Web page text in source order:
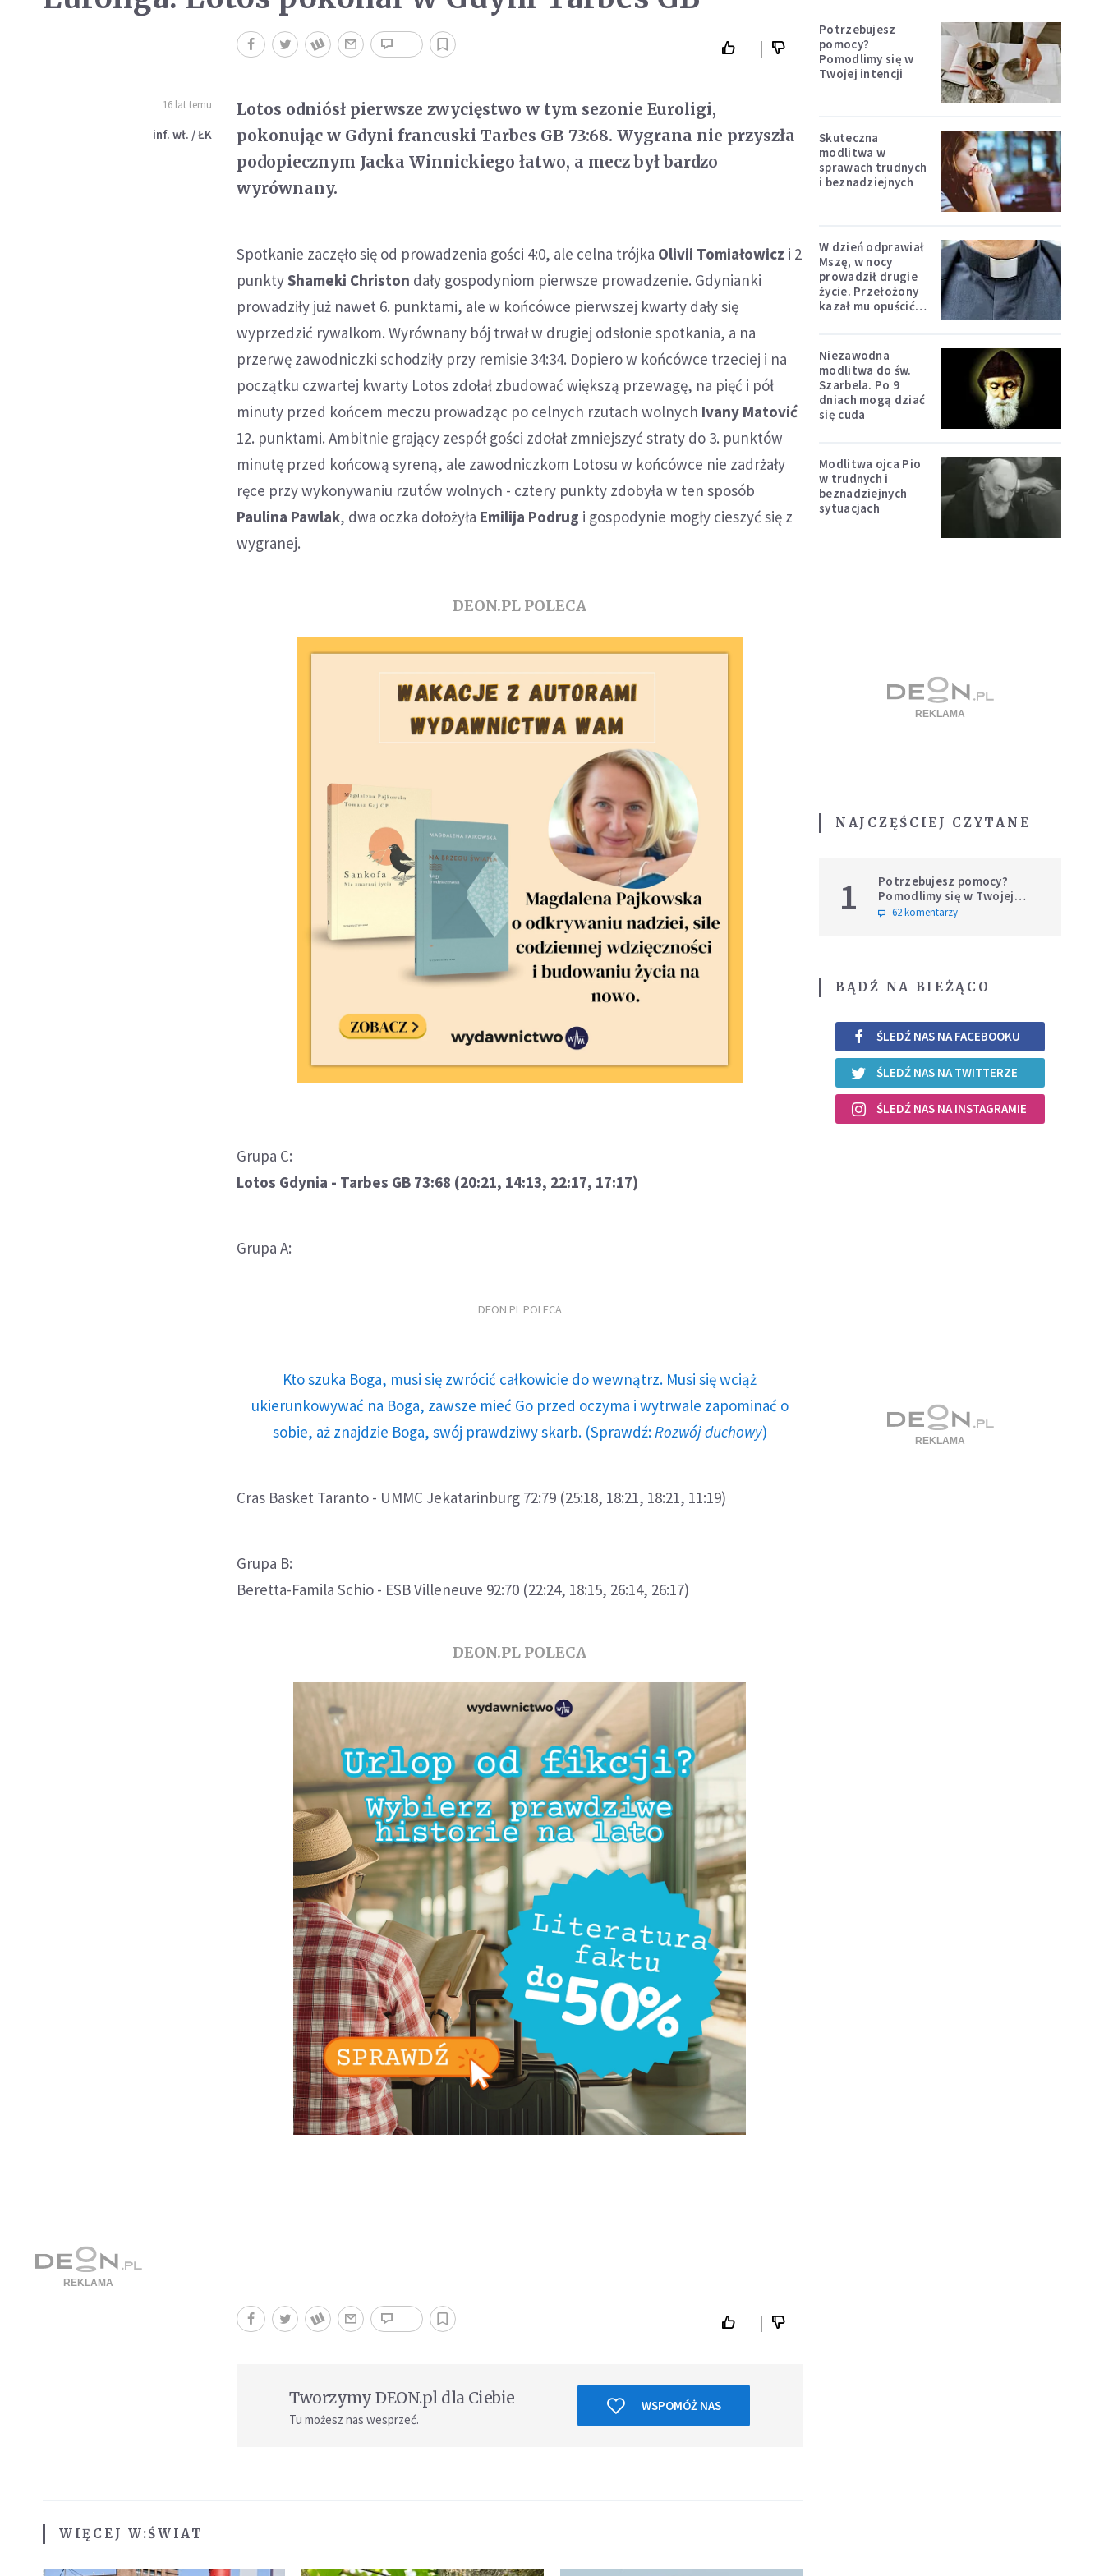
16 lat temu
inf. wł. / ŁK
Lotos odniósł pierwsze zwycięstwo w tym sezonie Euroligi,
pokonując w Gdyni francuski Tarbes GB 73:68. Wygrana nie przyszła
podopiecznym Jacka Winnickiego łatwo, a mecz był bardzo
wyrównany.
Spotkanie zaczęło się od prowadzenia gości 4:0, ale celna trójka Olivii Tomiałowicz i 2
punktyShameki Christon dały gospodyniom pierwsze prowadzenie. Gdynianki
prowadziły już nawet 6. punktami, ale w końcówce pierwszej kwarty dały się
wyprzedzić rywalkom. Wyrównany bój trwał w drugiej odsłonie spotkania, a na
przerwę zawodniczki schodziły przy remisie 34:34. Dopiero w końcówce trzeciej i na
początku czwartej kwarty Lotos zdołał zbudować większą przewagę, na pięć i pół
minuty przed końcem meczu prowadząc po celnych rzutach wolnych Ivany Matović
12. punktami. Ambitnie grający zespół gości zdołał zmniejszyć straty do 3. punktów
minutę przed końcową syreną, ale zawodniczkom Lotosu w końcówce nie zadrżały
ręce przy wykonywaniu rzutów wolnych - cztery punkty zdobyła w ten sposób
Paulina Pawlak, dwa oczka dołożyła Emilija Podrug i gospodynie mogły cieszyć się z
wygranej.
DEON.PL POLECA
Grupa C:
Lotos Gdynia - Tarbes GB 73:68 (20:21, 14:13, 22:17, 17:17)
Grupa A:
DEON.PL POLECA
Kto szuka Boga, musi się zwrócić całkowicie do wewnątrz. Musi się wciąż
ukierunkowywać na Boga, zawsze mieć Go przed oczyma i wytrwale zapominać o
sobie, aż znajdzie Boga, swój prawdziwy skarb. (Sprawdź:Rozwój duchowy)
Cras Basket Taranto - UMMC Jekatarinburg 72:79 (25:18, 18:21, 18:21, 11:19)
Grupa B:
Beretta-Famila Schio - ESB Villeneuve 92:70 (22:24, 18:15, 26:14, 26:17)
DEON.PL POLECA
Tworzymy DEON.pl dla Ciebie
Tu możesz nas wesprzeć.
WSPOMÓŻ NAS
WIĘCEJ W:ŚWIAT
Potrzebujesz
pomocy?
Pomodlimy się w
Twojej intencji
Skuteczna
modlitwa w
sprawach trudnych
i beznadziejnych
W dzień odprawiał
Mszę, w nocy
prowadził drugie
życie. Przełożony
kazał mu opuścić
Niezawodna
modlitwa do św.
Szarbela. Po 9
dniach mogą dziać
się cuda
Modlitwa ojca Pio
w trudnych i
beznadziejnych
sytuacjach
NAJCZĘŚCIEJ CZYTANE
1
Potrzebujesz pomocy?
Pomodlimy się w Twojej
intencji
62 komentarzy
BĄDŹ NA BIEŻĄCO
ŚLEDŹ NAS NA FACEBOOKU
ŚLEDŹ NAS NA TWITTERZE
ŚLEDŹ NAS NA INSTAGRAMIE